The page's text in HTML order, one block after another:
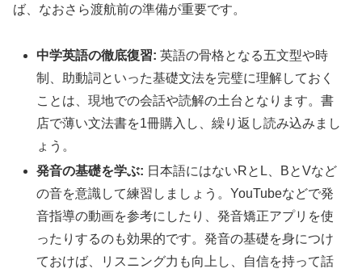
ば、なおさら渡航前の準備が重要です。
中学英語の徹底復習: 英語の骨格となる五文型や時
制、助動詞といった基礎文法を完璧に理解しておく
ことは、現地での会話や読解の土台となります。書
店で薄い文法書を1冊購入し、繰り返し読み込みまし
ょう。
発音の基礎を学ぶ: 日本語にはないRとL、BとVなど
の音を意識して練習しましょう。YouTubeなどで発
音指導の動画を参考にしたり、発音矯正アプリを使
ったりするのも効果的です。発音の基礎を身につけ
ておけば、リスニング力も向上し、自信を持って話